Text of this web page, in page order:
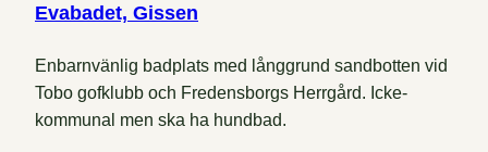
Evabadet, Gissen
Enbarnvänlig badplats med långgrund sandbotten vid
Tobo gofklubb och Fredensborgs Herrgård. Icke-
kommunal men ska ha hundbad.